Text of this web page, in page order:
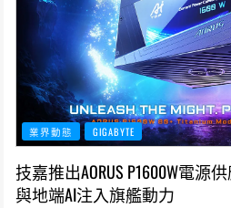
業界動態 GIGABYTE
技嘉推出AORUS P1600W電
與地端AI注入旗艦動力